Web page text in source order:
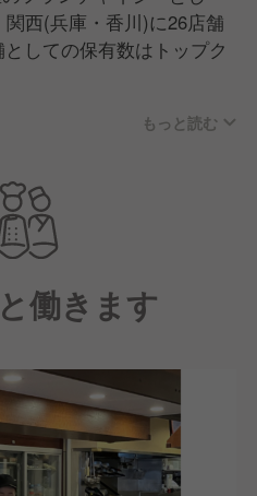
西(兵庫・香川)に26店舗
しての保有数はトップク
と考えているため、積極的
もっと読む
働きます